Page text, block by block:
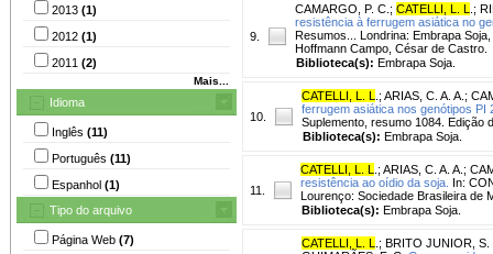
2013 (1)
2012 (1)
2011 (2)
Mais...
Idioma
Inglês (11)
Português (11)
Espanhol (1)
Tipo do arquivo
Página Web (7)
9.
CAMARGO, P. C. ; CATELLI, L. L ;
resistência à ferrugem asiática no
Resumos... Londrina: Embrapa
Hoffmann Campo, César de Castro.
Biblioteca(s): Embrapa Soja.
10.
CATELLI, L. L ; ARIAS, C. A. A. ;
ferrugem asiática nos genótipos PI
Suplemento, resumo 1084. Edição
Biblioteca(s): Embrapa Soja.
11.
CATELLI, L. L ; ARIAS, C. A. A. ;
resistência ao oídio da soja. In:
Lourenço: Sociedade Brasileira de
Biblioteca(s): Embrapa Soja.
CATELLI, L. L ; BRITO JUNIOR, S.